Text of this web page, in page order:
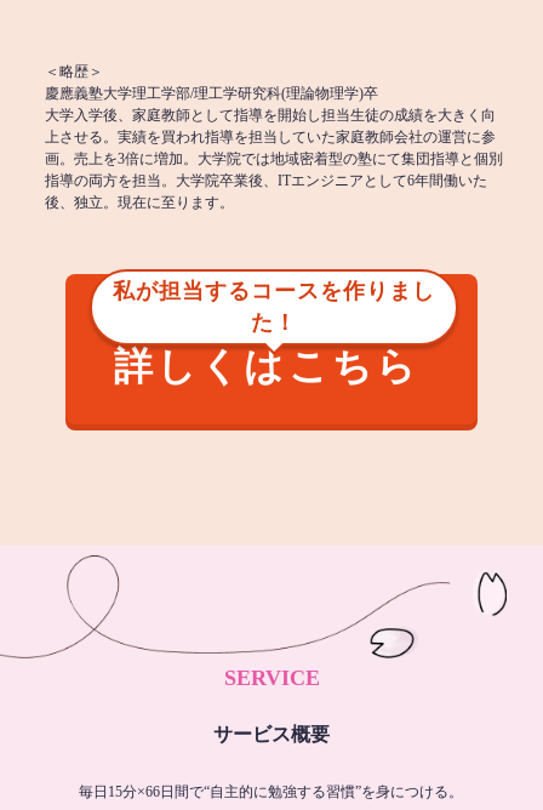
＜略歴＞
慶應義塾大学理工学部/理工学研究科(理論物理学)卒
大学入学後、家庭教師として指導を開始し担当生徒の成績を大きく向
上させる。実績を買われ指導を担当していた家庭教師会社の運営に参
画。売上を3倍に増加。大学院では地域密着型の塾にて集団指導と個別
指導の両方を担当。大学院卒業後、ITエンジニアとして6年間働いた
後、独立。現在に至ります。
私が担当するコースを作りまし
た！
詳しくはこちら
SERVICE
サービス概要
毎日15分×66日間で“自主的に勉強する習慣”を身につける。